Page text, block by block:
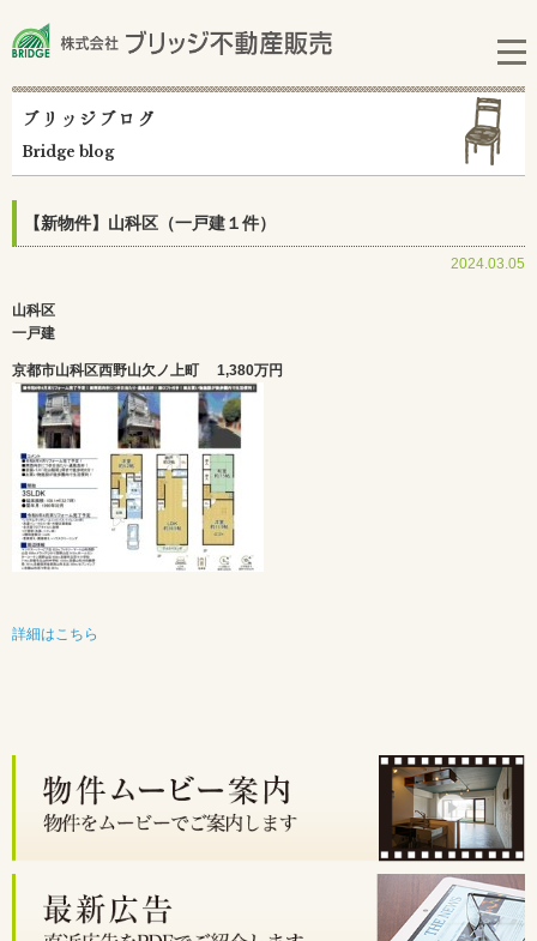
ブリッジブログ
Bridge blog
【新物件】山科区（一戸建１件）
2024.03.05
山科区
一戸建
京都市山科区西野山欠ノ上町 1,380万円
詳細はこちら